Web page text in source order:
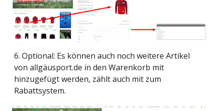
6. Optional: Es können auch noch weitere Artikel
von allgäusport.de in den Warenkorb mit
hinzugefügt werden, zählt auch mit zum
Rabattsystem.